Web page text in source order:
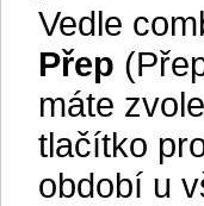
Vedle
Přep
máte
tlačítko
období u